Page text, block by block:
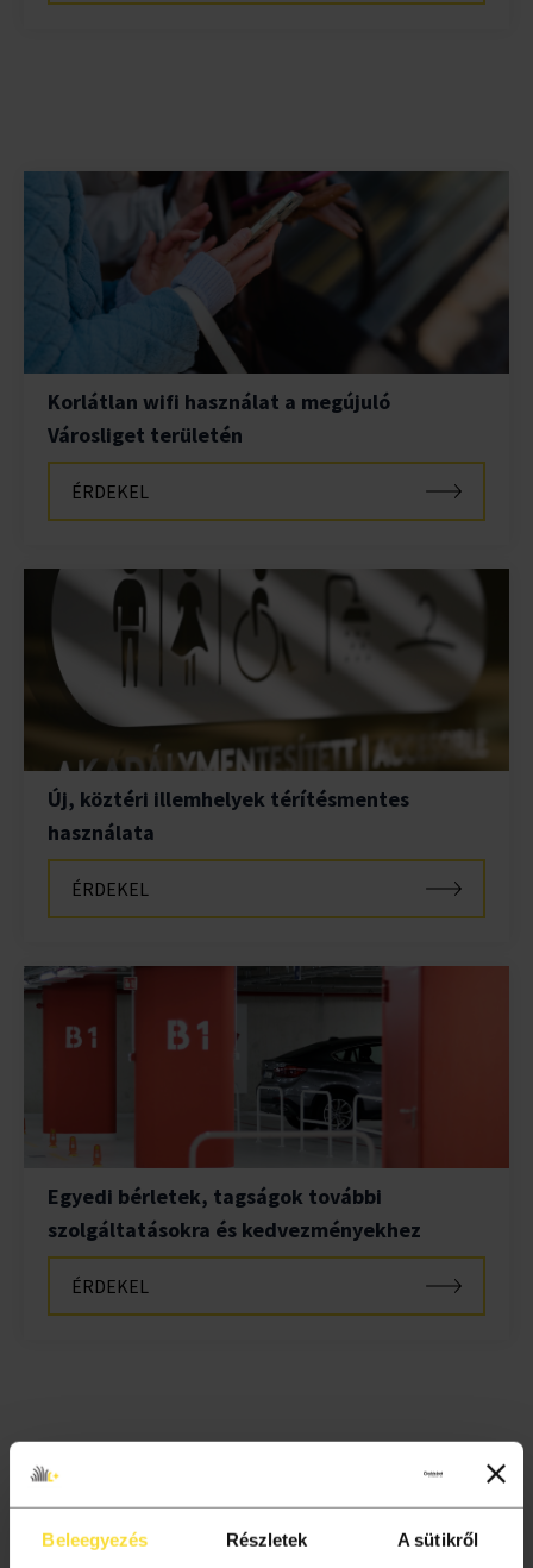
Beleegyezés Részletek A sütikről
Korlátlan wifi használat a megújuló
Városliget területén
ÉRDEKEL
Új, köztéri illemhelyek térítésmentes
használata
ÉRDEKEL
Egyedi bérletek, tagságok további
szolgáltatásokra és kedvezményekhez
ÉRDEKEL